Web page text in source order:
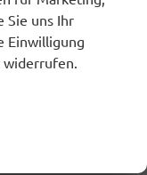
und hinten
Sie uns Ihr
Einwilligung